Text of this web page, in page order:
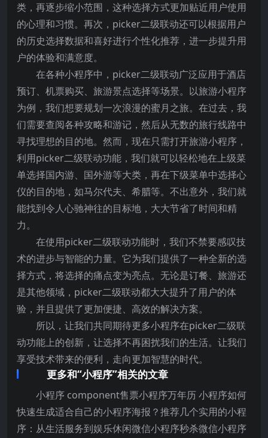
类，再逐步缩小范围，这种选择方式更加贴近用户使用
的心理和习惯。再次，picker二级联动还可以根据用户
的历史选择数据和喜好进行个性化推荐，进一步提升用
户的体验和满意度。
在各种小程序中，picker二级联动广泛应用于酒店
预订、机票购买、旅游景点选择等场景。以旅游小程序
为例，我们想要规划一次浪漫的蜜月之旅。在过去，我
们需要查阅各种攻略和游记，然后从无数的旅行线路中
寻找理想的目的地。然而，现在只需打开旅游小程序，
利用picker二级联动功能，我们就可以轻松地在上级菜
单选择国内游、国外游等大类，再在下级菜单中选择心
仪的目的地，如马尔代夫、希腊等。不出意外，我们就
能找到令人心驰神往的目标地，大大节省了时间和精
力。
在使用picker二级联动功能时，我们不禁要感叹技
术的进步与智能的力量。它为我们提供了一种全新的选
择方式，将选择的痛点变为亮点。无论是订餐、旅游还
是其他领域，picker二级联动都大大提升了用户的体
验，并且提供了更加便捷、高效的解决方案。
所以，让我们共同期待更多小程序在picker二级联
动功能上的创新，让选择不再困扰我们的生活。让我们
享受技术带来的便利，走向更加智慧的时代。
更多和“小程序”相关的文章
小程序 component售票小程序万年历 小程序如何
快速生成适合自己的小程序海报？推荐几个实用的小程
序：从生活服务到娱乐休闲微信小程序秒杀微信小程序